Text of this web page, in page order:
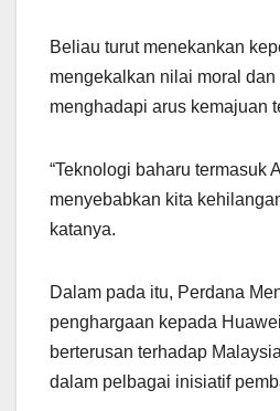
Beliau turut menekankan
mengekalkan nilai moral
menghadapi arus kemajuan
“Teknologi baharu termasuk
menyebabkan kita
katanya.
Dalam pada itu, Perdana
penghargaan kepada
berterusan terhadap
dalam pelbagai inisiatif